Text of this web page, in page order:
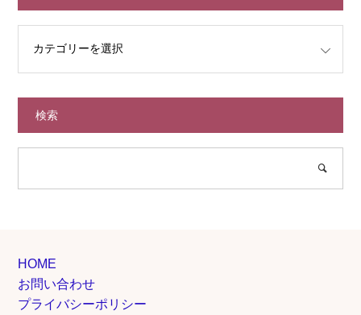
検索
HOME
お問い合わせ
プライバシーポリシー